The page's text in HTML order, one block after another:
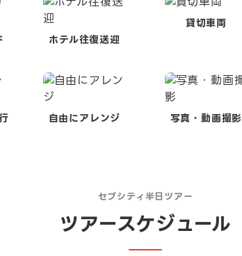
ホテル往復送迎
貸切車両
自由にアレンジ 写真・動画撮影
セブシティ半日ツアー
ツアースケジュール